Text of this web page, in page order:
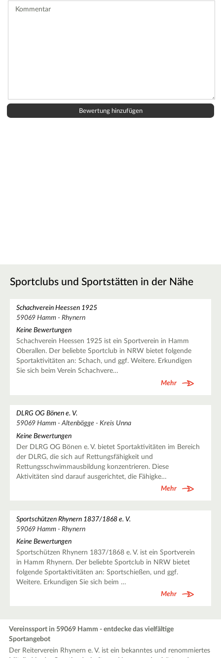
Sportclubs und Sportstätten in der Nähe
Schachverein Heessen 1925
59069 Hamm - Rhynern
Keine Bewertungen
Schachverein Heessen 1925 ist ein Sportverein in Hamm
Oberallen. Der beliebte Sportclub in NRW bietet folgende
Sportaktivitäten an: Schach, und ggf. Weitere. Erkundigen
Sie sich beim Verein Schachvere…
Mehr
DLRG OG Bönen e. V.
59069 Hamm - Altenbögge - Kreis Unna
Keine Bewertungen
Der DLRG OG Bönen e. V. bietet Sportaktivitäten im Bereich
der DLRG, die sich auf Rettungsfähigkeit und
Rettungsschwimmausbildung konzentrieren. Diese
Aktivitäten sind darauf ausgerichtet, die Fähigke…
Mehr
Sportschützen Rhynern 1837/1868 e. V.
59069 Hamm - Rhynern
Keine Bewertungen
Sportschützen Rhynern 1837/1868 e. V. ist ein Sportverein
in Hamm Rhynern. Der beliebte Sportclub in NRW bietet
folgende Sportaktivitäten an: Sportschießen, und ggf.
Weitere. Erkundigen Sie sich beim …
Mehr
Vereinssport in 59069 Hamm - entdecke das vielfältige
Sportangebot
Der Reiterverein Rhynern e. V. ist ein bekanntes und renommiertes